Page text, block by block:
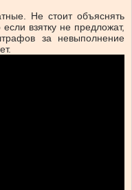
Не стоит объяснять
взятку не предложат,
за невыполнение